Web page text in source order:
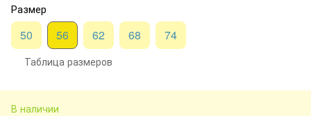
Размер
50 56 62 68 74
Таблица размеров
В наличии